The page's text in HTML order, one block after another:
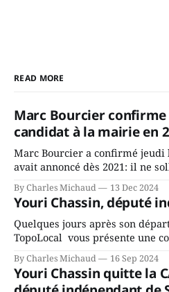
READ MORE
Marc Bourcier
candidat à la mairie en
Marc Bourcier a confirmé jeudi
avait annoncé dès 2021: il ne
mandat à titre de maire de
fait l’annonce en s’adressant
rassemblés en soirée pour leur
By Charles Michaud 13 Dec 2024
Youri Chassin, député
Quelques jours après son
TopoLocal vous présente une
Chassin. Nous avons causé de
depuis longtemps? Sera-t-il
ans? Joindrait-il un autre parti,
By Charles Michaud 16 Sep 2024
Youri Chassin quitte la